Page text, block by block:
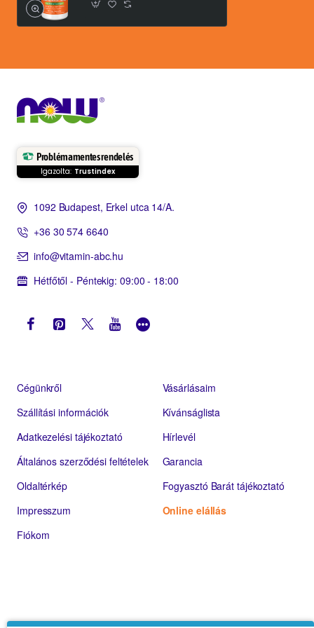
Problémamentes rendelés
Igazolta: Trustindex
1092 Budapest, Erkel utca 14/A.
+36 30 574 6640
info@vitamin-abc.hu
Hétfőtől - Péntekig: 09:00 - 18:00
Cégünkről
Szállítási információk
Adatkezelési tájékoztató
Általános szerződési feltételek
Oldaltérkép
Impresszum
Fiókom
Vásárlásaim
Kívánságlista
Hírlevél
Garancia
Fogyasztó Barát tájékoztató
Online elállás